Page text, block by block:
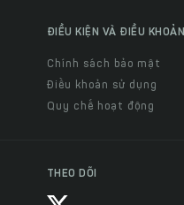
ĐIỀU KIỆN VÀ ĐIỀU KHOẢN
Chính sách bảo mật
Điều khoản sử dụng
Quy chế hoạt động
THEO DÕI